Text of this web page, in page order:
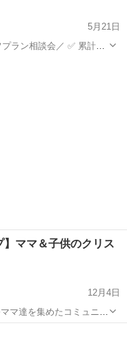
5月21日
相談会／ ✅ 累計
】ママ＆子供のクリス
12月4日
スパーティを開催予定で
加ください! ・国際